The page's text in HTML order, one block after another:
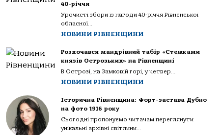
40-річчя
Урочисті збори із нагоди 40-річчя Рівненської
обласної...
НОВИНИ РІВНЕНЩИНИ
Розпочався мандрівний табір «Стежками
князів Острозьких» на Рівненщині
В Острозі, на Замковій горі, у четвер...
НОВИНИ РІВНЕНЩИНИ
Історична Рівненщина: Форт-застава Дубно
на фото 1916 року
Сьогодні пропонуємо читачам переглянути
унікальні архівні світлини...